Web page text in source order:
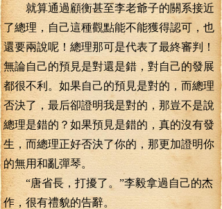
就算通過顧衡甚至李老爺子的關系接近
了總理，自己這種觀點能不能獲得認可，也
還要兩說呢！總理那可是代表了最終審判！
無論自己的預見是對還是錯，對自己的發展
都很不利。如果自己的預見是對的，而總理
否決了，最后卻證明我是對的，那豈不是說
總理是錯的？如果預見是錯的，真的沒有發
生，而總理正好否決了你的，那更加證明你
的無用和亂彈琴。
“唐省長，打擾了。”李毅拿過自己的杰
作，很有禮貌的告辭。